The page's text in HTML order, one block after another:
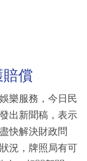
償
樂服務，今日民
出新聞稿，表示
快解決財政問
況，牌照局有可